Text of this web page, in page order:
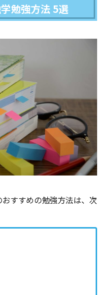
勉強方法 5選
おすすめの勉強方法は、次